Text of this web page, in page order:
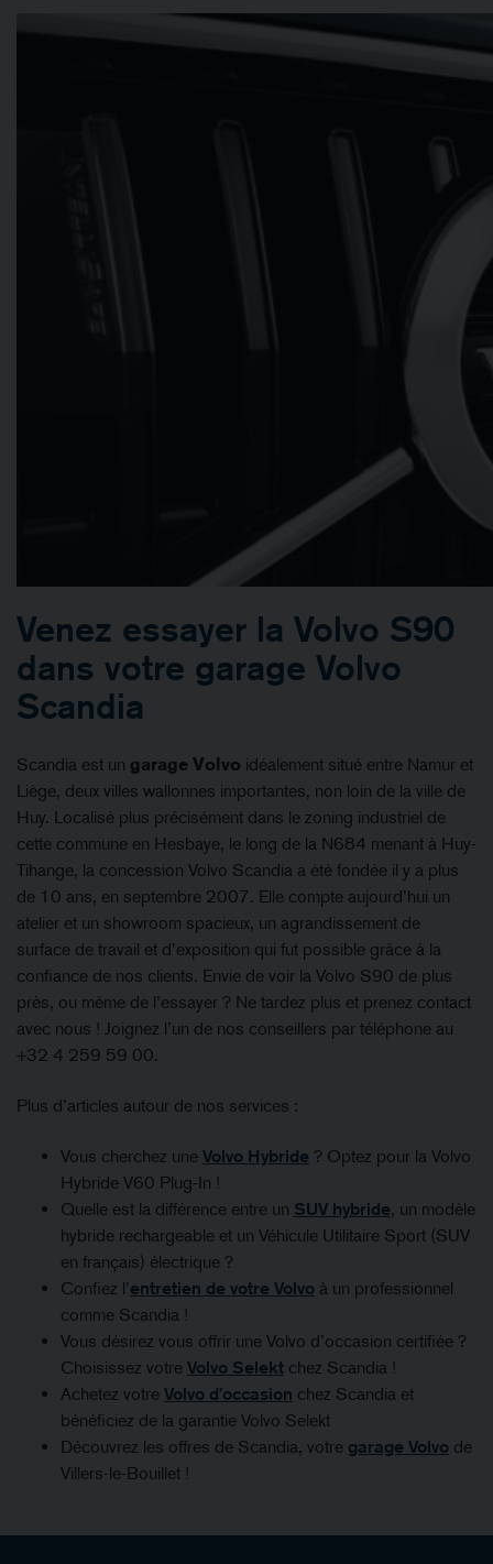
Venez essayer la Volvo S90
dans votre garage Volvo
Scandia
Scandia est un garage Volvo idéalement situé entre Namur et
Liège, deux villes wallonnes importantes, non loin de la ville de
Huy. Localisé plus précisément dans le zoning industriel de
cette commune en Hesbaye, le long de la N684 menant à Huy-
Tihange, la concession Volvo Scandia a été fondée il y a plus
de 10 ans, en septembre 2007. Elle compte aujourd’hui un
atelier et un showroom spacieux, un agrandissement de
surface de travail et d’exposition qui fut possible grâce à la
confiance de nos clients. Envie de voir la Volvo S90 de plus
près, ou même de l’essayer ? Ne tardez plus et prenez contact
avec nous ! Joignez l’un de nos conseillers par téléphone au
+32 4 259 59 00.
Plus d’articles autour de nos services :
Vous cherchez une Volvo Hybride ? Optez pour la Volvo
Hybride V60 Plug-In !
Quelle est la différence entre un SUV hybride, un modèle
hybride rechargeable et un Véhicule Utilitaire Sport (SUV
en français) électrique ?
Confiez l’entretien de votre Volvo à un professionnel
comme Scandia !
Vous désirez vous offrir une Volvo d’occasion certifiée ?
Choisissez votre Volvo Selekt chez Scandia !
Achetez votre Volvo d’occasion chez Scandia et
bénéficiez de la garantie Volvo Selekt
Découvrez les offres de Scandia, votre garage Volvo de
Villers-le-Bouillet !